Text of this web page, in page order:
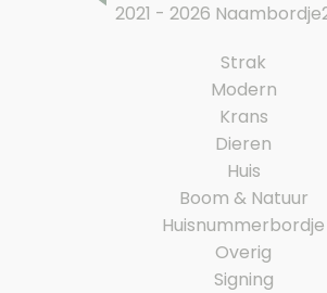
2021 - 2026
Strak
Modern
Krans
Dieren
Huis
Boom & Natuur
Huisnummerbordje
Overig
Signing